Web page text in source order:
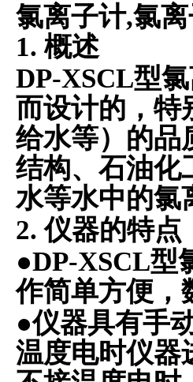
氯离子计,氯
1.概述
DP-XSCL型
而设计的，特
给水等）的品
结构、石油化
水等水中的氯
2.仪器的特点
●DP-XSCL型
作简单方便，
●仪器具有手
温度电时仪器